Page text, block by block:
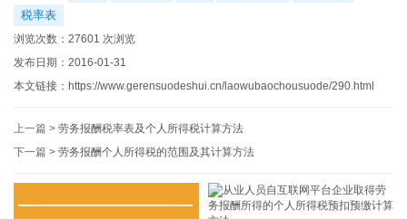
税率表
浏览次数： 27601 次浏览
发布日期：2016-01-31
本文链接： https://www.gerensuodeshui.cn/laowubaochousuode/290.html
上一篇 > 劳务报酬税率表及个人所得税计算方法
下一篇 > 劳务报酬个人所得税的范围及其计算方法